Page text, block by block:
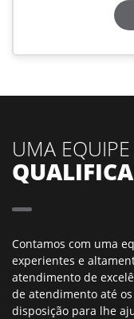
UMA EQUIPE
Contamos com uma
experientes e
atendimento de
de atendimento até
disposição para lhe